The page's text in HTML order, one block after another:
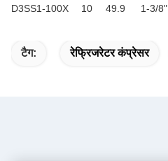
D3SS1-100X 10 49.9 1-3/8"
टैग: रेफ्रिजरेटर कंप्रेसर